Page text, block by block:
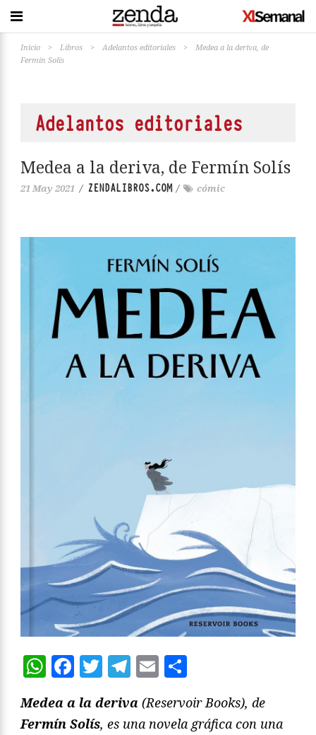
Inicio > Libros > Adelantos editoriales >
Medea a la deriva, de
Fermín Solís
Adelantos editoriales
Medea a la deriva, de Fermín Solís
21 May 2021 / ZENDALIBROS.COM/ cómic
WhatsApp
Facebook
Twitter
Telegram
Email
Medea a la deriva (Reservoir Books), de
Fermín Solís, es una novela gráfica con una